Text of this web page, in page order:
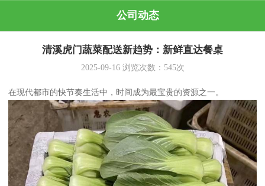
公司动态
清溪虎门蔬菜配送新趋势：新鲜直达餐桌
2025-09-16浏览次数： 545次
在现代都市的快节奏生活中，时间成为最宝贵的资源之一。